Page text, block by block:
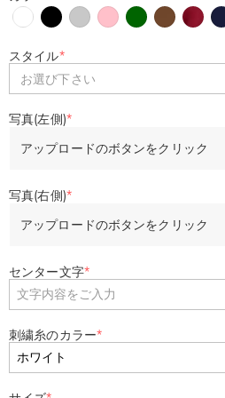
スタイル*
お選び下さい
写真(左側)*
アップロードのボタンをクリック
写真(右側)*
アップロードのボタンをクリック
センター文字*
刺繍糸のカラー*